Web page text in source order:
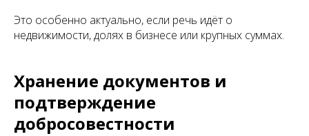
Это особенно актуально, если речь идёт о
недвижимости, долях в бизнесе или крупных суммах.
Хранение документов и
подтверждение
добросовестности